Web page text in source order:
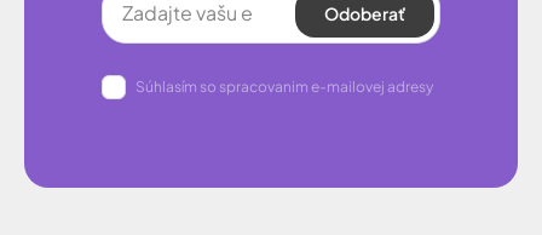
Odoberať
Súhlasím so spracovanim e-mailovej adresy